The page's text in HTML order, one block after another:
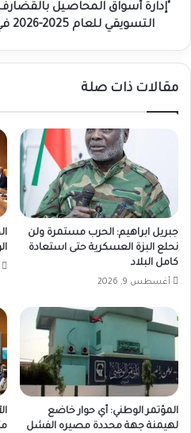
التسويقي
منتصف
"​إدارة أسواق المحاصيل
التسويقي للعام 2025-2026 في منتصف نوفمبر القادم"
مقالات ذات صلة
جبريل ابراهيم: الحرب مستمرة ولن
نحلع البزة العسكرية حتى استعادة
كامل البلاد
أغسطس 9, 2026
المؤتمر الوطني: أي حوار خاضع
لهيمنة جهة محددة مصيره الفشل